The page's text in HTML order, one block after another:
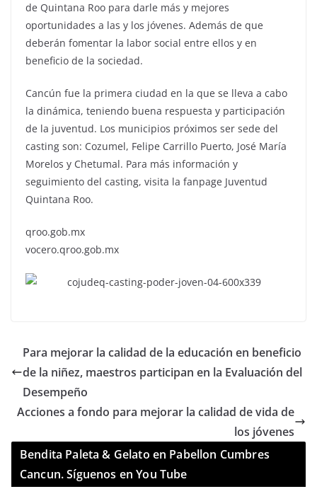
de Quintana Roo para darle más y mejores
oportunidades a las y los jóvenes. Además de que
deberán fomentar la labor social entre ellos y en
beneficio de la sociedad.
Cancún fue la primera ciudad en la que se lleva a cabo
la dinámica, teniendo buena respuesta y participación
de la juventud. Los municipios próximos ser sede del
casting son: Cozumel, Felipe Carrillo Puerto, José María
Morelos y Chetumal. Para más información y
seguimiento del casting, visita la fanpage Juventud
Quintana Roo.
qroo.gob.mx
vocero.qroo.gob.mx
Para mejorar la calidad de la educación en beneficio
de la niñez, maestros participan en la Evaluación del
Desempeño
Acciones a fondo para mejorar la calidad de vida de
los jóvenes
Bendita Paleta & Gelato en Pabellon Cumbres
Cancun. Síguenos en You Tube